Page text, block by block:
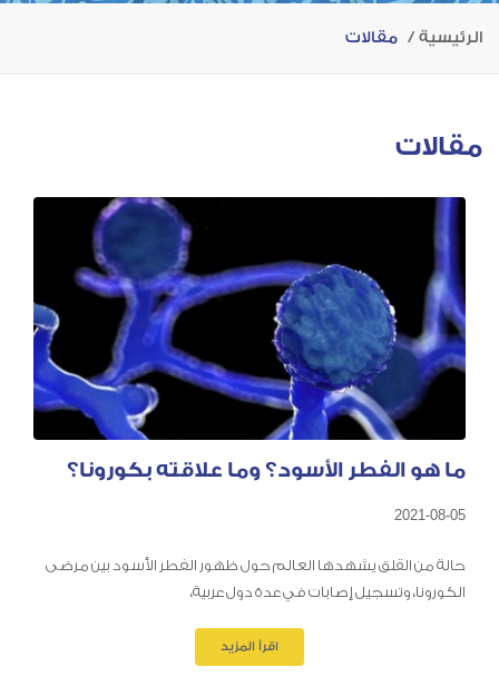
الرئيسية مقالات
مقالات
ما هو الفطر الأسود؟ وما علاقته بكورونا؟
2021-08-05
حالة من القلق يشهدها العالم حول ظهور الفطر الأسود بين مرضى
الكورونا، وتسجيل إصابات في عدة دول عربية،
اقرأ المزيد